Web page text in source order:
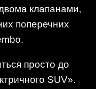
клапанами,
поперечних
просто до
SUV».